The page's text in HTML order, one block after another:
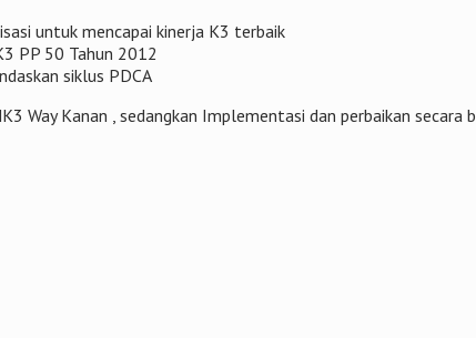
untuk mencapai kinerja K3 terbaik
PP 50 Tahun 2012
siklus PDCA
Way Kanan , sedangkan Implementasi dan perbaikan secara